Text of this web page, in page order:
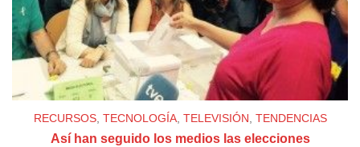
RECURSOS, TECNOLOGÍA, TELEVISIÓN TENDENCIAS
Así han seguido los medios las elecciones